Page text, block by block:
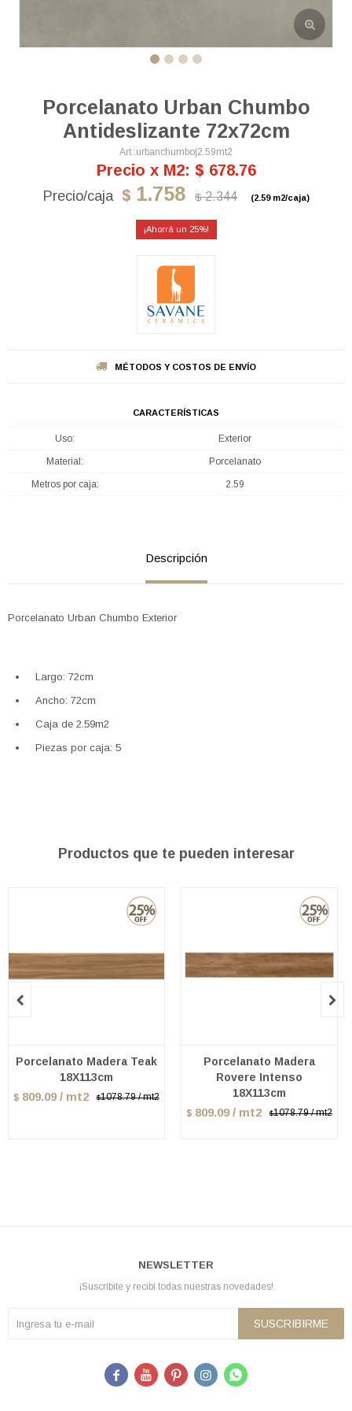
Porcelanato Urban Chumbo
Antideslizante 72x72cm
urbanchumbo|2.59mt2
Precio x M2: $ 678.76
$ 1.758 $ 2.344 (2.59 m2/caja)
25
MÉTODOS Y COSTOS DE ENVÍO
CARACTERÍSTICAS
Uso Exterior
Material Porcelanato
Metros por caja 2.59
Descripción
Porcelanato Urban Chumbo Exterior
Largo: 72cm
Ancho: 72cm
Caja de 2.59m2
Piezas por caja: 5
Productos que te pueden interesar
Porcelanato Madera Teak
18X113cm
$ 809.09 / mt2 $1078.79 / mt2
Porcelanato Madera
Rovere Intenso
18X113cm
$ 809.09 / mt2 $1078.79 / mt2
 
NEWSLETTER
¡Suscribite y recibí todas nuestras novedades!
SUSCRIBIRME
    